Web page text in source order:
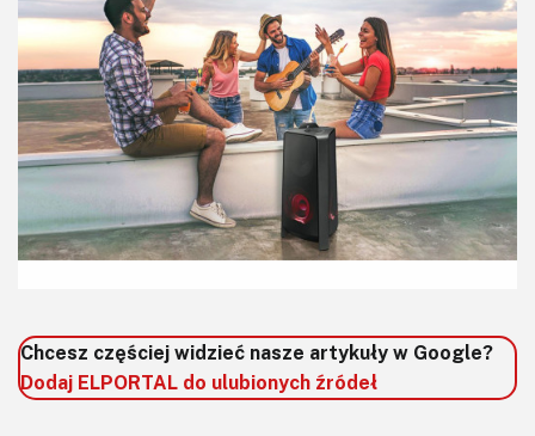
Chcesz częściej widzieć nasze artykuły w Google?
Dodaj ELPORTAL do ulubionych źródeł